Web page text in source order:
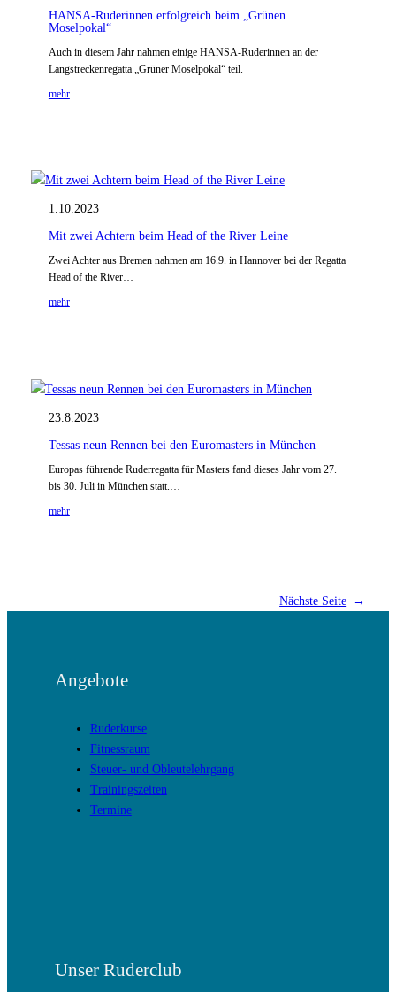
HANSA-Ruderinnen erfolgreich beim „Grünen
Moselpokal“
Auch in diesem Jahr nahmen einige HANSA-Ruderinnen an der
Langstreckenregatta „Grüner Moselpokal“ teil.
mehr
1.10.2023
Mit zwei Achtern beim Head of the River Leine
Zwei Achter aus Bremen nahmen am 16.9. in Hannover bei der Regatta
Head of the River…
mehr
23.8.2023
Tessas neun Rennen bei den Euromasters in München
Europas führende Ruderregatta für Masters fand dieses Jahr vom 27.
bis 30. Juli in München statt.…
mehr
Nächste Seite →
Angebote
Ruderkurse
Fitnessraum
Steuer- und Obleutelehrgang
Trainingszeiten
Termine
Unser Ruderclub